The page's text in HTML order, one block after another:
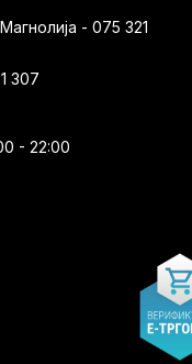
- 075 321
307
- 22:00